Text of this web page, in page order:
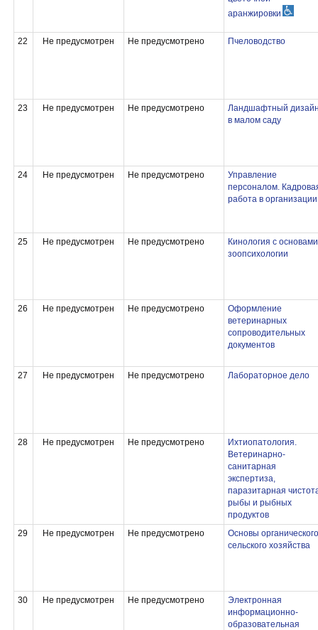
аранжировки
22 Не предусмотрен Не предусмотрено Пчеловодство
23 Не предусмотрен Не предусмотрено
Ландшафтный
в малом саду
24 Не предусмотрен Не предусмотрено
Управление
персоналом.
работа в организации
25 Не предусмотрен Не предусмотрено
Кинология с основами
зоопсихологии
26 Не предусмотрен Не предусмотрено
Оформление
ветеринарных
сопроводительных
документов
27 Не предусмотрен Не предусмотрено Лабораторное дело
28 Не предусмотрен Не предусмотрено
Ихтиопатология.
Ветеринарно-
санитарная
экспертиза,
паразитарная
рыбы и рыбных
продуктов
29
Не предусмотрен Не предусмотрено
Основы органического
сельского хозяйства
30 Не предусмотрен Не предусмотрено
Электронная
информационно-
образовательная